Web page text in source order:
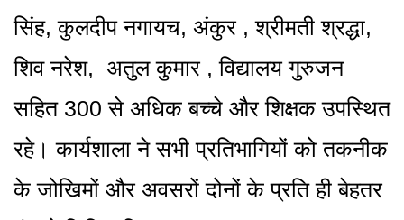
सिंह, कुलदीप नगायच, अंकुर , श्रीमती श्रद्धा,
शिव नरेश, अतुल कुमार , विद्यालय गुरुजन
सहित 300 से अधिक बच्चे और शिक्षक उपस्थित
रहे। कार्यशाला ने सभी प्रतिभागियों को तकनीक
के जोखिमों और अवसरों दोनों के प्रति ही बेहतर